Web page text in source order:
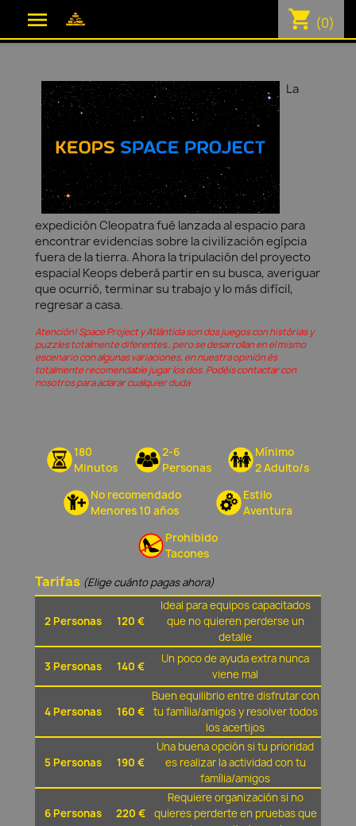
 shopping_cart (0)
La
expedición Cleopatra fué lanzada al espacio para
encontrar evidencias sobre la civilización egípcia
fuera de la tierra. Ahora la tripulación del proyecto
espacial Keops deberá partir en su busca, averiguar
que ocurrió, terminar su trabajo y lo más difícil,
regresar a casa.
Atención! Space Project y Atlántida son dos juegos con histórias y
puzzles totalmente diferentes , pero se desarrollan en el mismo
escenario con algunas variaciones, en nuestra opinión és
totalmente recomendable jugar los dos. Podéis contactar con
nosotros para aclarar cualquier duda
180
Minutos
2-6
Personas
Mínimo
2 Adulto/s
No recomendado
Menores 10 años
Estilo
Aventura
Prohibido
Tacones
Tarifas (Elige cuánto pagas ahora)
2 Personas 120 €
Ideal para equipos capacitados
que no quieren perderse un
detalle
3 Personas 140 €
Un poco de ayuda extra nunca
viene mal
4 Personas 160 €
Buen equilibrio entre disfrutar con
tu família/amigos y resolver todos
los acertijos
5 Personas 190 €
Una buena opción si tu prioridad
es realizar la actividad con tu
família/amigos
6 Personas 220 €
Requiere organización si no
quieres perderte en pruebas que